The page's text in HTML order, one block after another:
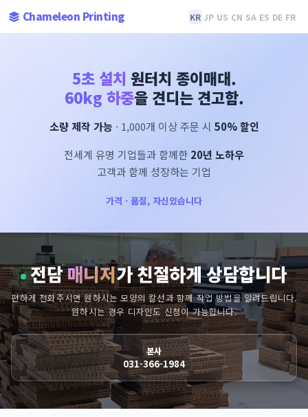
Chameleon Printing KR JP US CN SA ES DE FR
5초 설치 원터치 종이매대.
60kg 하중을 견디는 견고함.
소량 제작 가능 · 1,000개 이상 주문 시 50% 할인
전세계 유명 기업들과 함께한 20년 노하우
고객과 함께 성장하는 기업
가격 · 품질, 자신있습니다
전담매니저가 친절하게 상담합니다
편하게 전화주시면 원하시는 모양의 칼선과 함께 작업 방법을 알려드립니다.
원하시는 경우 디자인도 신청이 가능합니다.
본사
031-366-1984